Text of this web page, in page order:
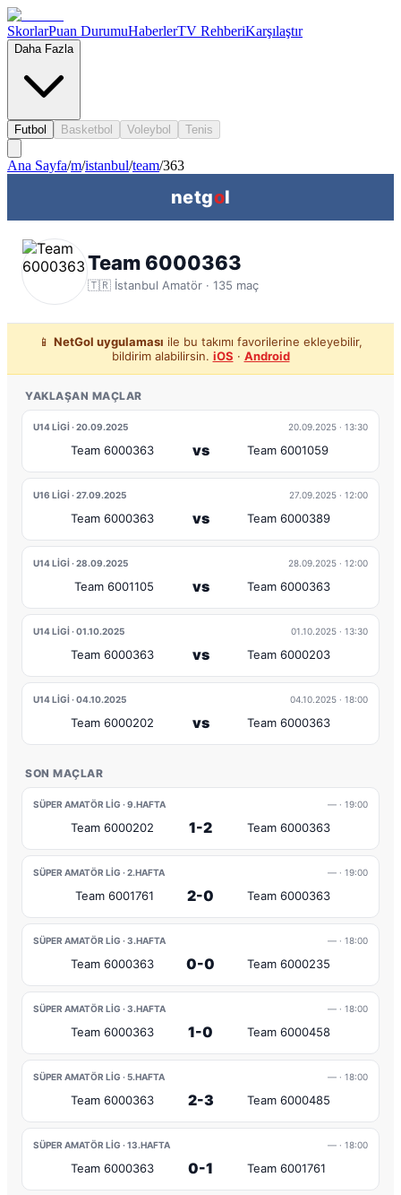
SkorlarPuan DurumuHaberlerTV RehberiKarşılaştır
Daha Fazla
Futbol Basketbol Voleybol Tenis
Ana Sayfa/m/istanbul/team/363
netgol
Team 6000363
🇹🇷 İstanbul Amatör · 135 maç
📱 NetGol uygulaması ile bu takımı favorilerine ekleyebilir,
bildirim alabilirsin. iOS · Android
YAKLAŞAN MAÇLAR
U14 LIGI · 20.09.2025 20.09.2025 · 13:30
Team 6000363 vs Team 6001059
U16 LIGI · 27.09.2025 27.09.2025 · 12:00
Team 6000363 vs Team 6000389
U14 LIGI · 28.09.2025 28.09.2025 · 12:00
Team 6001105 vs Team 6000363
U14 LIGI · 01.10.2025 01.10.2025 · 13:30
Team 6000363 vs Team 6000203
U14 LIGI · 04.10.2025 04.10.2025 · 18:00
Team 6000202 vs Team 6000363
SON MAÇLAR
SÜPER AMATÖR LIG · 9.HAFTA — · 19:00
Team 6000202 1-2 Team 6000363
SÜPER AMATÖR LIG · 2.HAFTA — · 19:00
Team 6001761 2-0 Team 6000363
SÜPER AMATÖR LIG · 3.HAFTA — · 18:00
Team 6000363 0-0 Team 6000235
SÜPER AMATÖR LIG · 3.HAFTA — · 18:00
Team 6000363 1-0 Team 6000458
SÜPER AMATÖR LIG · 5.HAFTA — · 18:00
Team 6000363 2-3 Team 6000485
SÜPER AMATÖR LIG · 13.HAFTA — · 18:00
Team 6000363 0-1 Team 6001761